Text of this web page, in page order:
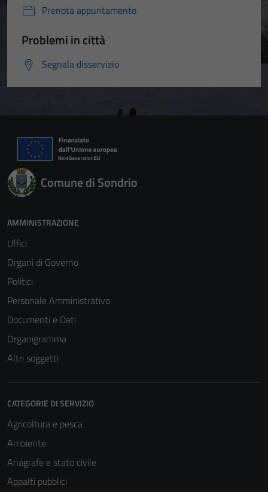
Prenota appuntamento
Problemi in città
Segnala disservizio
Comune di Sondrio
AMMINISTRAZIONE
Uffici
Organi di Governo
Politici
Personale Amministrativo
Documenti e Dati
Organigramma
Altri soggetti
CATEGORIE DI SERVIZIO
Agricoltura e pesca
Ambiente
Anagrafe e stato civile
Appalti pubblici